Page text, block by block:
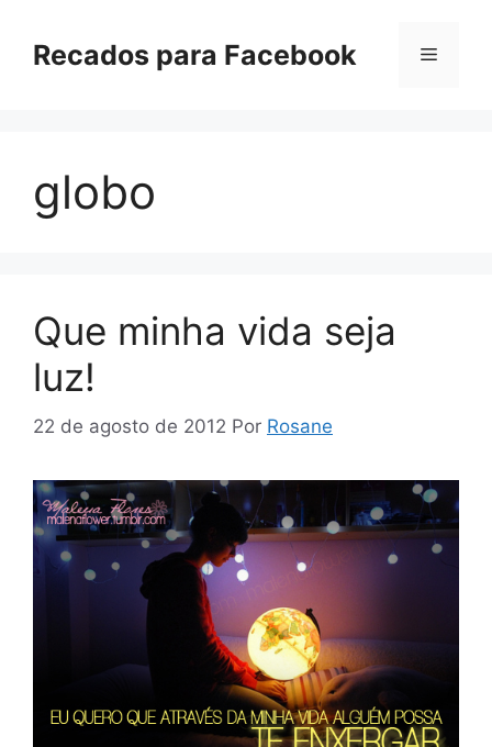
paraRecados para Facebook Menu
globo
Que minha vida seja
luz!
22 de agosto de 2012 Por Rosane